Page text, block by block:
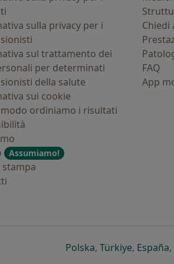
sulla privacy per i
sul trattamento dei
per determinati
della salute
sui cookie
ordiniamo i risultati
Assumiamo!
Chiedi
FAQ
App
Polskasi apre in una
, Türkiyesi apre
, España,